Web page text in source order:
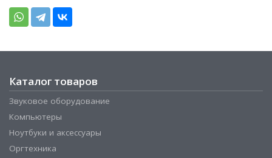
Каталог товаров
Звуковое оборудование
Компьютеры
Ноутбуки и аксессуары
Оргтехника